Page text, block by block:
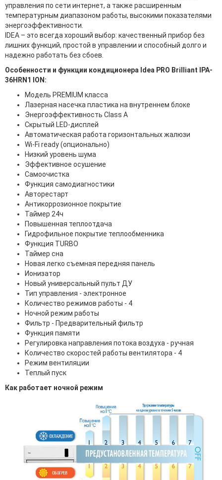
управления по сети интернет, а также расширенным
температурным диапазоном работы, высокими показателями
энергоэффективности.
IDEA – это всегда хороший выбор: качественный прибор без
лишних функций, простой в управлении и способный долго и
надежно работать без сбоев.
Особенности и функции кондиционера Idea PRO Brilliant IPA-
36HRN1 ION:
Модель PREMIUM класса
Лазерная насечка пластика на внутреннем блоке
Энергоэффективность Class A
Скрытый LED-дисплей
Автоматическая работа горизонтальных жалюзи
Wi-Fi ready (опционально)
Низкий уровень шума
Эффективное осушение
Самоочистка
Функция самодиагностики
Авторестарт
Антикоррозионное покрытие
Таймер 24ч
Повышенная теплоотдача
Гидрофильное покрытие теплообменника
Функция TURBO
Таймер сна
Новая легко съемная передняя панель
Ионизатор
Новый универсальный пульт ДУ
Тип управления - электронное
Количество режимов работы - 4
Ночной режим работы
Фильтр - Предварительный фильтр
Функция памяти
Регулировка направления потока воздуха - ручная
Количество скоростей работы вентилятора - 4
Режим вентиляции
Теплый пуск
Как работает ночной режим